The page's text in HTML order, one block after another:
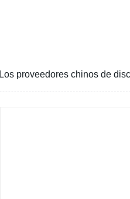
Los proveedores chinos de